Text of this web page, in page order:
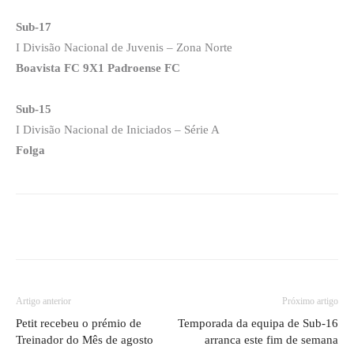
Sub-17
I Divisão Nacional de Juvenis – Zona Norte
Boavista FC 9X1 Padroense FC
Sub-15
I Divisão Nacional de Iniciados – Série A
Folga
Artigo anterior
Petit recebeu o prémio de
Treinador do Mês de agosto
Próximo artigo
Temporada da equipa de Sub-16
arranca este fim de semana